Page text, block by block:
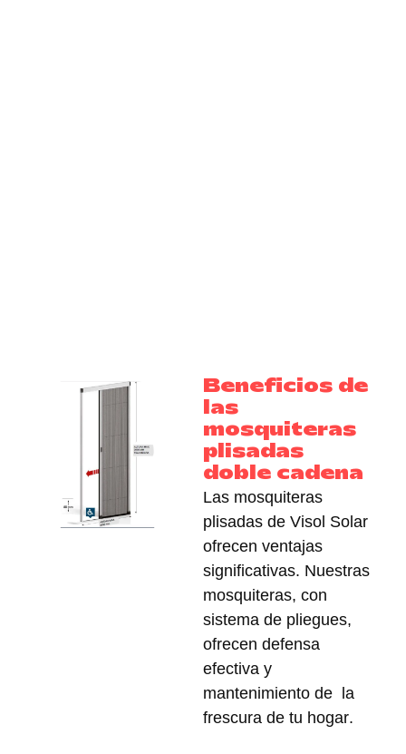
Beneficios de
las
mosquiteras
plisadas
doble cadena
Las mosquiteras
plisadas de Visol Solar
ofrecen ventajas
significativas. Nuestras
mosquiteras, con
sistema de pliegues,
ofrecen defensa
efectiva y
mantenimiento de la
frescura de tu hogar.